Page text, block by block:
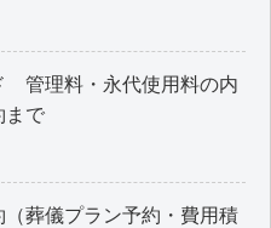
管理料・永代使用料の内
まで
葬儀プラン予約・費用積